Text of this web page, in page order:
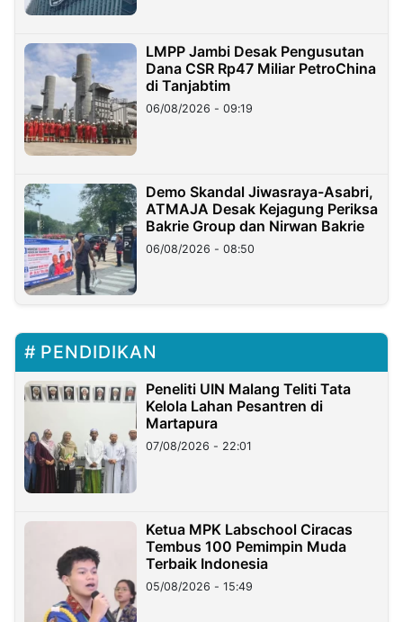
LMPP Jambi Desak Pengusutan
Dana CSR Rp47 Miliar PetroChina
di Tanjabtim
06/08/2026 - 09:19
Demo Skandal Jiwasraya-Asabri,
ATMAJA Desak Kejagung Periksa
Bakrie Group dan Nirwan Bakrie
06/08/2026 - 08:50
PENDIDIKAN
Peneliti UIN Malang Teliti Tata
Kelola Lahan Pesantren di
Martapura
07/08/2026 - 22:01
Ketua MPK Labschool Ciracas
Tembus 100 Pemimpin Muda
Terbaik Indonesia
05/08/2026 - 15:49